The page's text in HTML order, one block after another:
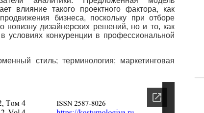
влияние такого проектного фактора, как
бизнеса, поскольку при отборе
дизайнерских решений, но и то, как
условиях конкуренции в профессиональной
стиль; терминология; маркетинговая